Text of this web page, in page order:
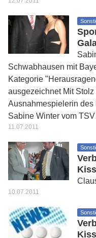
Schwabhausen mit
Kategorie
ausgezeichnet Mit
Ausnahmespielerin des
Sabine Winter vom
11.07.2011
10.07.2011